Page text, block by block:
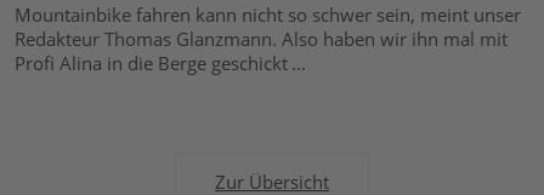
Mountainbike fahren kann nicht so schwer sein, meint unser
Redakteur Thomas Glanzmann. Also haben wir ihn mal mit
Profi Alina in die Berge geschickt …
Zur Übersicht